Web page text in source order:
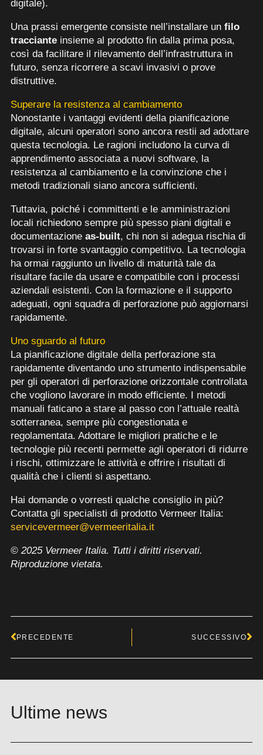
digitale).
Una prassi emergente consiste nell’installare un filo
traccianteinsieme al prodotto fin dalla prima posa,
così da facilitare il rilevamento dell’infrastruttura in
futuro, senza ricorrere a scavi invasivi o prove
distruttive.
Superare la resistenza al cambiamento
Nonostante i vantaggi evidenti della pianificazione
digitale, alcuni operatori sono ancora restii ad adottare
questa tecnologia. Le ragioni includono la curva di
apprendimento associata a nuovi software, la
resistenza al cambiamento e la convinzione che i
metodi tradizionali siano ancora sufficienti.
Tuttavia, poiché i committenti e le amministrazioni
locali richiedono sempre più spesso piani digitali e
documentazione as-built, chi non si adegua rischia di
trovarsi in forte svantaggio competitivo. La tecnologia
ha ormai raggiunto un livello di maturità tale da
risultare facile da usare e compatibile con i processi
aziendali esistenti. Con la formazione e il supporto
adeguati, ogni squadra di perforazione può aggiornarsi
rapidamente.
Uno sguardo al futuro
La pianificazione digitale della perforazione sta
rapidamente diventando uno strumento indispensabile
per gli operatori di perforazione orizzontale controllata
che vogliono lavorare in modo efficiente. I metodi
manuali faticano a stare al passo con l’attuale realtà
sotterranea, sempre più congestionata e
regolamentata. Adottare le migliori pratiche e le
tecnologie più recenti permette agli operatori di ridurre
i rischi, ottimizzare le attività e offrire i risultati di
qualità che i clienti si aspettano.
Hai domande o vorresti qualche consiglio in più?
Contatta gli specialisti di prodotto Vermeer Italia:
servicevermeer@vermeeritalia.it
© 2025 Vermeer Italia. Tutti i diritti riservati.
Riproduzione vietata.
PRECEDENTE SUCCESSIVO
Ultime news